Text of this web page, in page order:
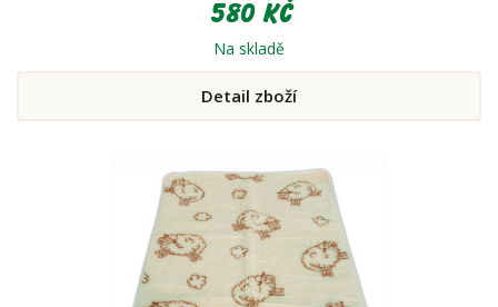
580 Kč
Na skladě
Detail zboží